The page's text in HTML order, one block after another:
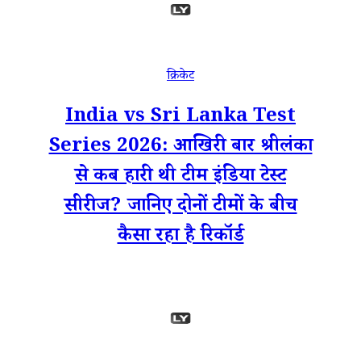
क्रिकेट
India vs Sri Lanka Test
Series 2026: आखिरी बार श्रीलंका
से कब हारी थी टीम इंडिया टेस्ट
सीरीज? जानिए दोनों टीमों के बीच
कैसा रहा है रिकॉर्ड